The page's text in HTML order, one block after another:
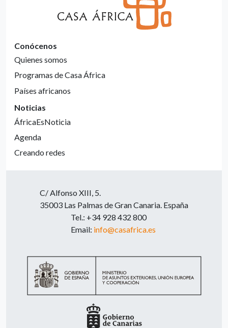
Conócenos
Quienes somos
Programas de Casa África
Países africanos
Noticias
ÁfricaEsNoticia
Agenda
Creando redes
C/ Alfonso XIII, 5.
35003 Las Palmas de Gran Canaria. España
Tel.: +34 928 432 800
Email: info@casafrica.es